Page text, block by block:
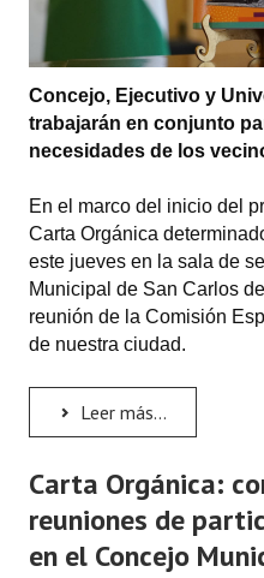
Premio al Mérito - Registro
Audiencias Públicas - Registro
Mujeres que Dejaron
Ciudadano Ilustre - Registro
Banca del Vecino - Registro
Huéspedes de Honor -
Reconocimientos - Registro
Entrega de distinciones
REFORMA DE LA CARTA
Concejo, Ejecutivo y
trabajarán en conjunto
necesidades de los
En el marco del inicio del
Carta Orgánica
este jueves en la sala de
Municipal de San Carlos
reunión de la Comisión
de nuestra ciudad.
Leer más...
Carta Orgánica:
reuniones de
en el Concejo